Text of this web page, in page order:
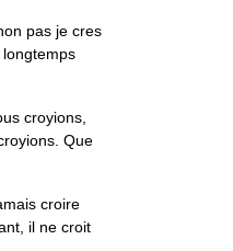
pas je cres
croyions,
Que
croire
il ne croit